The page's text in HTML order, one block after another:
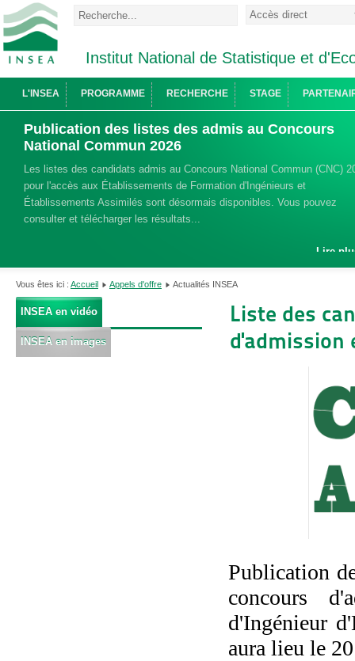
Institut National de Statistique et
L'INSEA PROGRAMME RECHERCHE STAGE
Publication des listes des admis au Concours
National Commun 2026
Les listes des candidats admis au Concours National Commun (CNC)
pour l'accès aux Établissements de Formation d'Ingénieurs et
Établissements Assimilés sont désormais disponibles. Vous pouvez
consulter et télécharger les résultats...
Lire
Vous êtes ici : Accueil Appels d'offre Actualités INSEA
INSEA en vidéo
INSEA en images
Liste des
d'admission
Publication
concours
d'Ingénieur
aura lieu le